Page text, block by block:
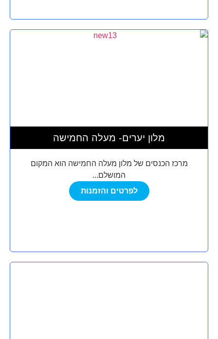
מלון יערים- מעלה החמישה
מרכז הכנסים של מלון מעלה החמישה הוא המקום
המושלם...
לפרטים והזמנות